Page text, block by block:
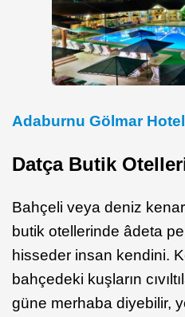
Adaburnu Gölmar Hotel
Datça Butik
Bahçeli veya deniz
butik otellerinde âdeta
hisseder insan kendini.
bahçedeki kuşların
güne merhaba diyebilir,